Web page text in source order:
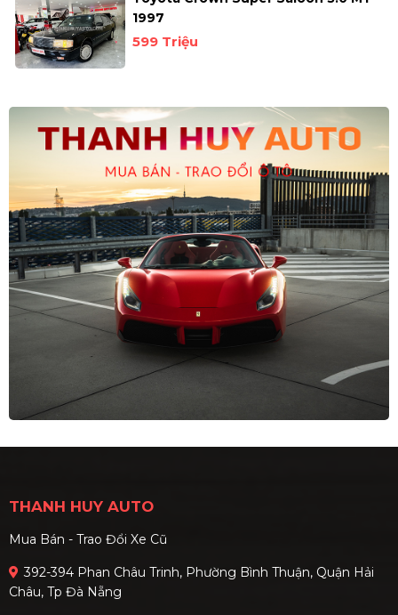
1997
599 Triệu
THANH HUY AUTO
Mua Bán - Trao Đổi Xe Cũ
392-394 Phan Châu Trinh, Phường Bình Thuận, Quận Hải
Châu, Tp Đà Nẵng